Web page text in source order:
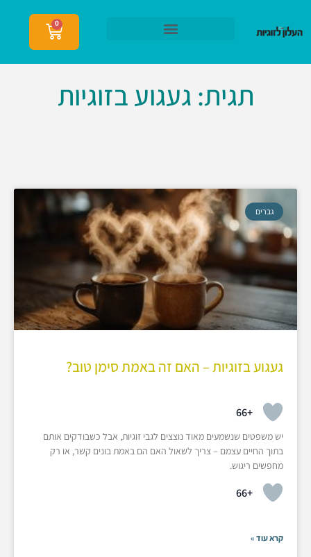
0
תגית: געגוע בזוגיות
גברים
געגוע בזוגיות – האם זה באמת סימן טוב?
+66
יש משפטים שנשמעים מאוד נוצצים לגבי זוגיות, אבל כשבודקים אותם
בתוך החיים עצמם – צריך לשאול האם הם באמת בונים קשר, או רק
מחפשים ריגוש.
+66
קרא עוד »